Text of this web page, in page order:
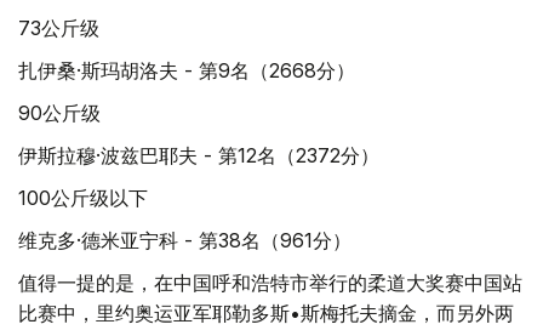
73公斤级
扎伊桑·斯玛胡洛夫 - 第9名（2668分）
90公斤级
伊斯拉穆·波兹巴耶夫 - 第12名（2372分）
100公斤级以下
维克多·德米亚宁科 - 第38名（961分）
值得一提的是，在中国呼和浩特市举行的柔道大奖赛中国站
比赛中，里约奥运亚军耶勒多斯•斯梅托夫摘金，而另外两